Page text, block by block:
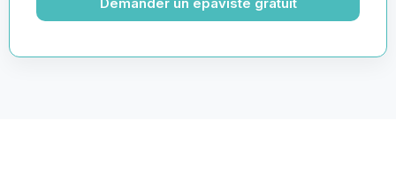
Demander un épaviste gratuit